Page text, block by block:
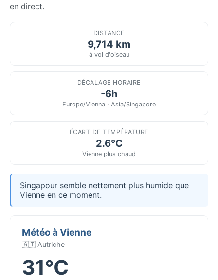
en direct.
DISTANCE
9,714 km
à vol d'oiseau
DÉCALAGE HORAIRE
-6h
Europe/Vienna · Asia/Singapore
ÉCART DE TEMPÉRATURE
2.6°C
Vienne plus chaud
Singapour semble nettement plus humide que
Vienne en ce moment.
Météo à Vienne
🇦🇹 Autriche
31°C